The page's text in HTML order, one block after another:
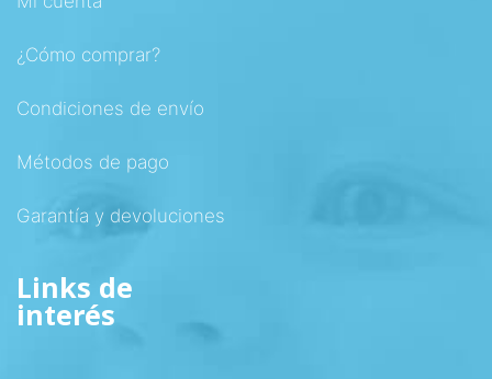
¿Cómo comprar?
Condiciones de envío
Métodos de pago
Garantía y devoluciones
Links de
interés